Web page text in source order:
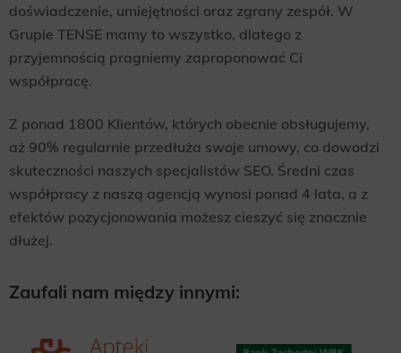
doświadczenie, umiejętności oraz zgrany zespół. W
Grupie TENSE mamy to wszystko, dlatego z
przyjemnością pragniemy zaproponować Ci
współpracę.
Z ponad 1800 Klientów, których obecnie obsługujemy,
aż 90% regularnie przedłuża swoje umowy, co dowodzi
skuteczności naszych specjalistów SEO. Średni czas
współpracy z naszą agencją wynosi ponad 4 lata, a z
efektów pozycjonowania możesz cieszyć się znacznie
dłużej.
Zaufali nam między innymi: